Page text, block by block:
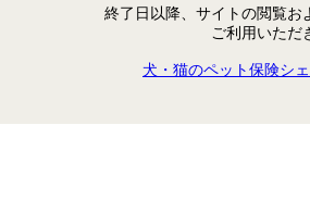
終了日以降、サイトの閲覧お
ご利用いただ
犬・猫のペット保険シ